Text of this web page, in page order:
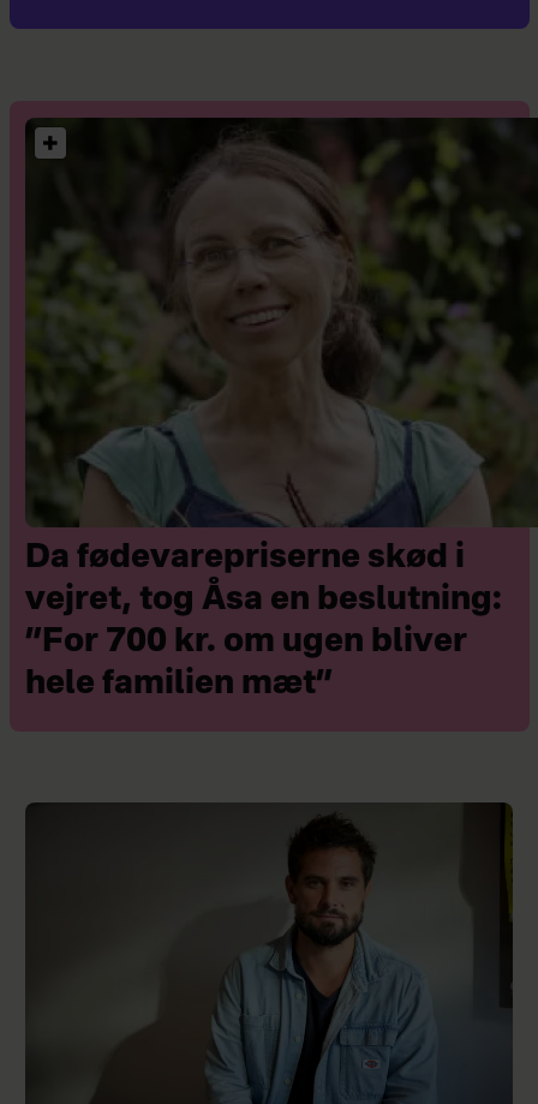
Da fødevarepriserne skød i
vejret, tog Åsa en beslutning:
”For 700 kr. om ugen bliver
hele familien mæt”